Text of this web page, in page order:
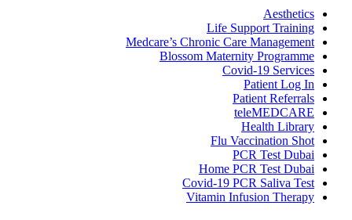
Aesthetics
Life Support Training
Medcare’s Chronic Care Management
Blossom Maternity Programme
Covid-19 Services
Patient Log In
Patient Referrals
teleMEDCARE
Health Library
Flu Vaccination Shot
PCR Test Dubai
Home PCR Test Dubai
Covid-19 PCR Saliva Test
Vitamin Infusion Therapy